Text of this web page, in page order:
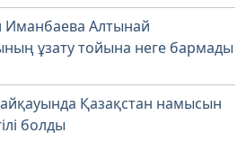
Иманбаева Алтынай
ұзату тойына неге бармады
Қазақстан намысын
болды